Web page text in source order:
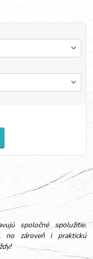
spoločné spolužitie.
no zároveň i praktickú